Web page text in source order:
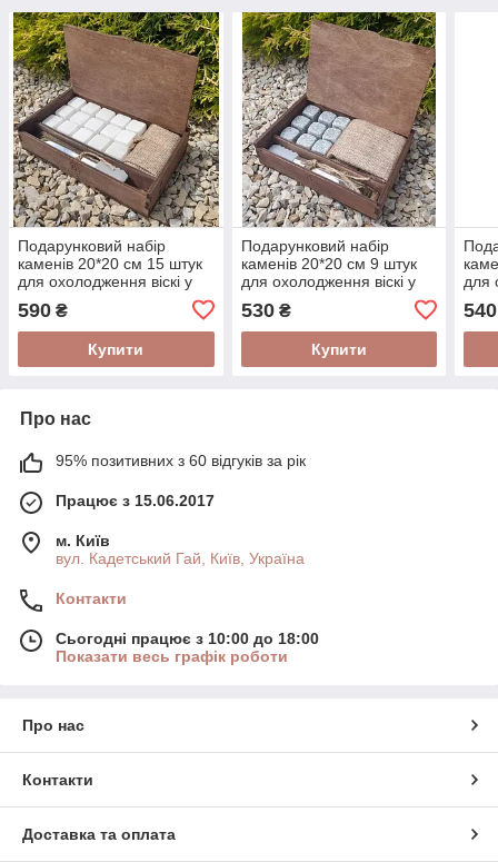
Подарунковий набір
каменів 20*20 см 15 штук
для охолодження віскі у
590 ₴
Купити
Подарунковий набір
каменів 20*20 см 9 штук
для охолодження віскі у
530₴
Купити
для
540
Про нас
95% позитивних з 60 відгуків за рік
Працює з 15.06.2017
м. Київ
вул. Кадетський Гай, Київ, Україна
Контакти
Сьогодні працює з 10:00 до 18:00
Показати весь графік роботи
Про нас
Контакти
Доставка та оплата